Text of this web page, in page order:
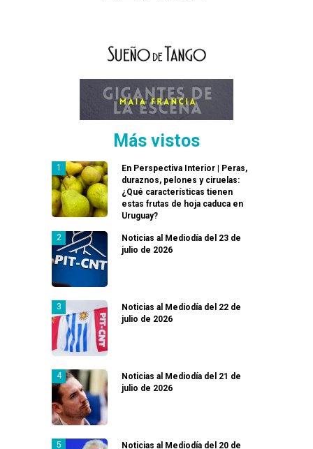
Más vistos
En Perspectiva Interior | Peras,
duraznos, pelones y ciruelas:
¿Qué características tienen
estas frutas de hoja caduca en
Uruguay?
Noticias al Mediodía del 23 de
julio de 2026
Noticias al Mediodía del 22 de
julio de 2026
Noticias al Mediodía del 21 de
julio de 2026
Noticias al Mediodía del 20 de